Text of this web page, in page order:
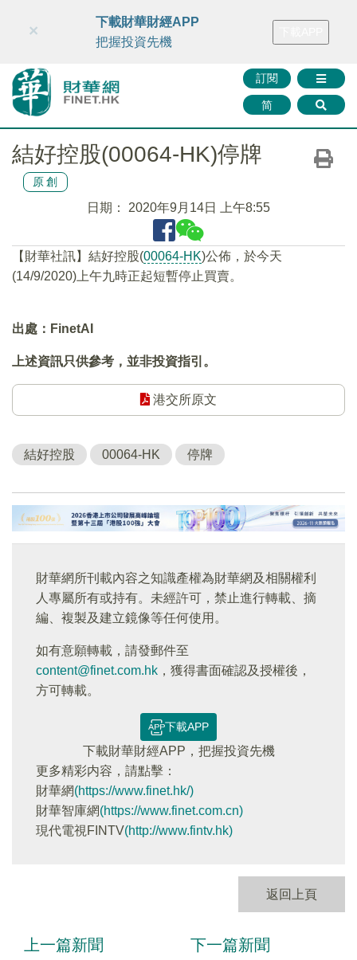
財華智庫網 FINTV FINMETA 財華證券 媒體矩陣
訂閱
简
×
下載財華財經APP
把握投資先機
結好控股(00064-HK)停牌
原創
日期： 2020年9月14日 上午8:55
【財華社訊】結好控股(00064-HK)公佈，於今天
(14/9/2020)上午九時正起短暫停止買賣。
出處：FinetAI
上述資訊只供參考，並非投資指引。
港交所原文
結好控股 00064-HK 停牌
財華網所刊載內容之知識產權為財華網及相關權利
人專屬所有或持有。未經許可，禁止進行轉載、摘
編、複製及建立鏡像等任何使用。
如有意願轉載，請發郵件至
content@finet.com.hk ，獲得書面確認及授權後，
方可轉載。
下載APP
下載財華財經APP，把握投資先機
更多精彩内容，請點擊：
財華網(https://www.finet.hk/)
財華智庫網(https://www.finet.com.cn)
現代電視FINTV(http://www.fintv.hk)
返回上頁
上一篇新聞 下一篇新聞